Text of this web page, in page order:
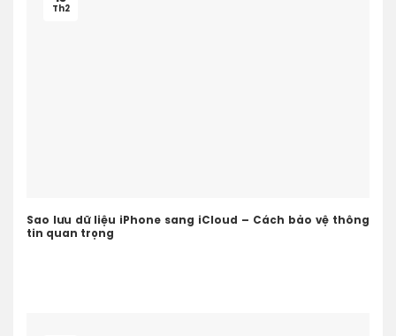
Sao lưu dữ liệu iPhone sang iCloud – Cách bảo vệ thông
tin quan trọng
Th2